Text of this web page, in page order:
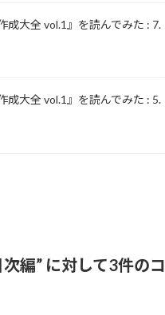
成大全 vol.1』を読んでみた : 7.
成大全 vol.1』を読んでみた : 5.
編” に対して3件のコ